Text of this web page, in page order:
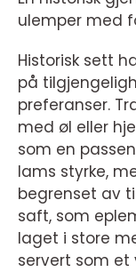
ulemper med
Historisk sett
på
preferanser.
med øl eller
som en
lams styrke,
begrenset av
saft, som
laget i store
servert som